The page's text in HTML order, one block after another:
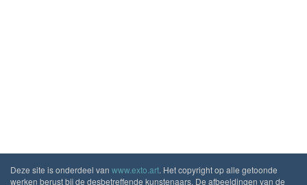
Deze site is onderdeel van www.exto.art. Het copyright op alle getoonde
werken berust bij de desbetreffende kunstenaars. De afbeeldingen van de